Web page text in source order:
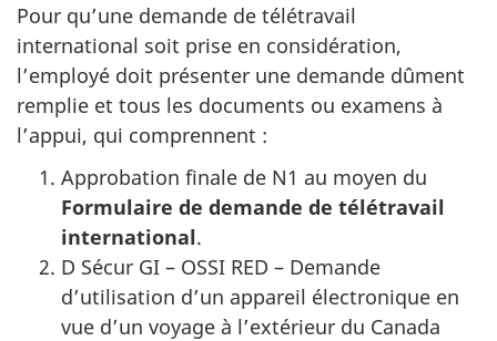
Pour qu’une demande de télétravail
international soit prise en considération,
l’employé doit présenter une demande dûment
remplie et tous les documents ou examens à
l’appui, qui comprennent :
Approbation finale de N1 au moyen du
Formulaire de demande de télétravail
international.
D Sécur GI – OSSI RED – Demande
d’utilisation d’un appareil électronique en
vue d’un voyage à l’extérieur du Canada